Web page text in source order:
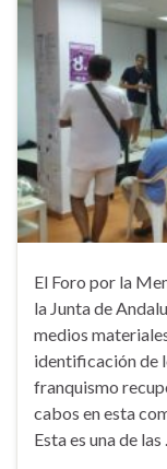
El Foro por la
la Junta de
medios
identificación de
franquismo
cabos en esta
Esta es una de